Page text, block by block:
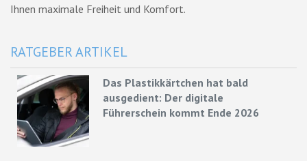
Ihnen maximale Freiheit und Komfort.
RATGEBER ARTIKEL
Das Plastikkärtchen hat bald
ausgedient: Der digitale
Führerschein kommt Ende 2026